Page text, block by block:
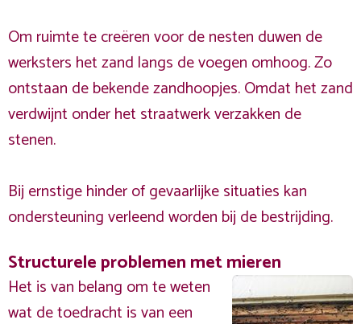
Om ruimte te creëren voor de nesten duwen de
werksters het zand langs de voegen omhoog. Zo
ontstaan de bekende zandhoopjes. Omdat het zand
verdwijnt onder het straatwerk verzakken de
stenen.
Bij ernstige hinder of gevaarlijke situaties kan
ondersteuning verleend worden bij de bestrijding.
Structurele problemen met mieren
Het is van belang om te weten
wat de toedracht is van een